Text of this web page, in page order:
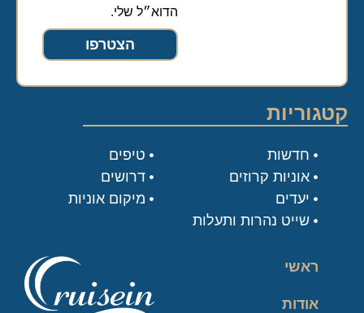
הדוא״ל שלי.
הצטרפו
ראשי
אודות
קטגוריות
טיפים
דרושים
מיקום אוניות
חדשות
אוניות קרוזים
יעדים
שייט נהרות ותעלות